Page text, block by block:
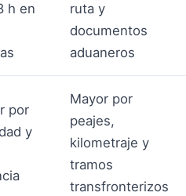
h en
ruta y
documentos
aduaneros
por
y
Mayor por
peajes,
kilometraje y
tramos
transfronterizos